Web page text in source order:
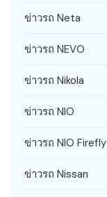
ข่าวรถ Neta
ข่าวรถ NEVO
ข่าวรถ Nikola
ข่าวรถ NIO
ข่าวรถ NIO Firefly
ข่าวรถ Nissan